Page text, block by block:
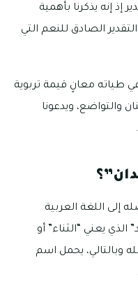
إذ إنه يذكرنا بأهمية
الصادق للنعم التي
طياته معانٍ قيمة تربوية
والتواضع، ويدعونا
إلى اللغة العربية
يعني “الثناء” أو
وبالتالي، يحمل اسم